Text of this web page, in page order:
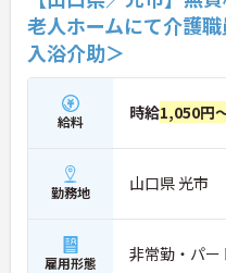
老人ホームにて介護
入浴介助＞
給料 時給1,050円
勤務地 山口県 光市
雇用形態 非常勤・パー